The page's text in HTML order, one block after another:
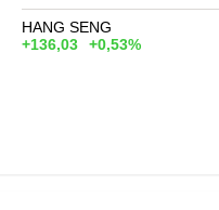
HANG SENG
+136,03
+0,53%